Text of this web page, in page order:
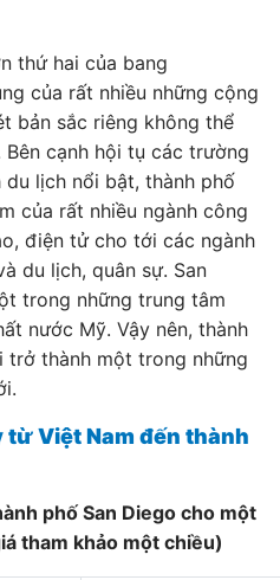
thứ hai của bang
của rất nhiều những cộng
bản sắc riêng không thể
cạnh hội tụ các trường
lịch nổi bật, thành phố
của rất nhiều ngành công
điện tử cho tới các ngành
du lịch, quân sự. San
trong những trung tâm
nước Mỹ. Vậy nên, thành
trở thành một trong những
Việt Nam đến thành
phố San Diego cho một
tham khảo một chiều)